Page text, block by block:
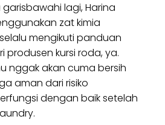
lagi, Harina
zat kimia
mengikuti panduan
produsen kursi roda, ya.
nggak akan cuma bersih
aman dari risiko
dengan baik setelah